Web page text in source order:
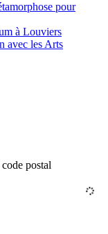
pour
à Louviers
avec les Arts
postal